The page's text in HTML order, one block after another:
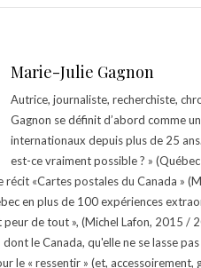
Marie-Julie Gagnon
Autrice, journaliste, recherchiste,
Gagnon se définit d’abord comme
internationaux depuis plus de 25
est-ce vraiment possible ? »
«Cartes postales du Canada »
en plus de 100 expériences
de tout », (Michel Lafon, 2015 /
le Canada, qu'elle ne se lasse
le « ressentir » (et,